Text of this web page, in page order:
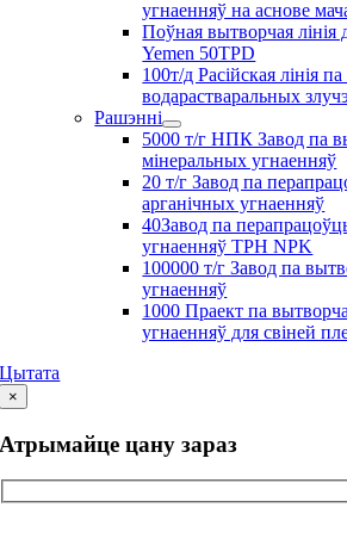
угнаенняў на аснове
Поўная вытворчая лінія
Yemen 50TPD
100т/д Расійская лінія
водарастваральных
Рашэнні
5000 т/г НПК Завод па
мінеральных угнаенняў
20 т/г Завод па
арганічных угнаенняў
40Завод па
угнаенняў TPH NPK
100000 т/г Завод па
угнаенняў
1000 Праект па
угнаенняў для свіней
Цытата
×
Атрымайце цану зараз